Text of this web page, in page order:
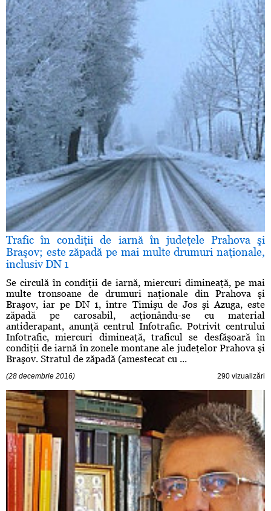
Trafic în condiţii de iarnă în judeţele Prahova şi
Braşov; este zăpadă pe mai multe drumuri naţionale,
inclusiv DN 1
Se circulă în condiţii de iarnă, miercuri dimineaţă, pe mai
multe tronsoane de drumuri naţionale din Prahova şi
Braşov, iar pe DN 1, între Timişu de Jos şi Azuga, este
zăpadă pe carosabil, acţionându-se cu material
antiderapant, anunţă centrul Infotrafic. Potrivit centrului
Infotrafic, miercuri dimineaţă, traficul se desfăşoară în
condiţii de iarnă în zonele montane ale judeţelor Prahova şi
Braşov. Stratul de zăpadă (amestecat cu ...
(28 decembrie 2016) 290 vizualizări